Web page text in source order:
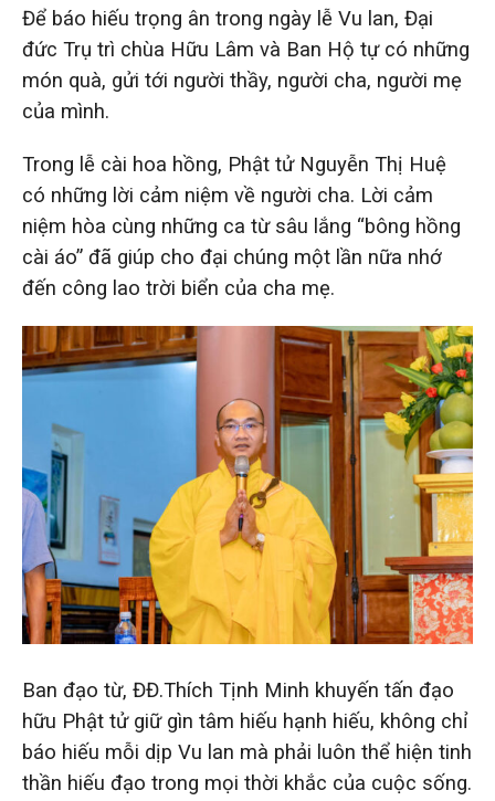
Để báo hiếu trọng ân trong ngày lễ Vu lan, Đại
đức Trụ trì chùa Hữu Lâm và Ban Hộ tự có những
món quà, gửi tới người thầy, người cha, người mẹ
của mình.
Trong lễ cài hoa hồng, Phật tử Nguyễn Thị Huệ
có những lời cảm niệm về người cha. Lời cảm
niệm hòa cùng những ca từ sâu lắng “bông hồng
cài áo” đã giúp cho đại chúng một lần nữa nhớ
đến công lao trời biển của cha mẹ.
Ban đạo từ, ĐĐ.Thích Tịnh Minh khuyến tấn đạo
hữu Phật tử giữ gìn tâm hiếu hạnh hiếu, không chỉ
báo hiếu mỗi dịp Vu lan mà phải luôn thể hiện tinh
thần hiếu đạo trong mọi thời khắc của cuộc sống.